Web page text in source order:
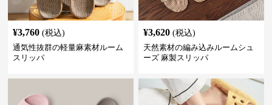
¥3,760 (税込)
通気性抜群の軽量麻素材ルーム
スリッパ
¥3,620 (税込)
天然素材の編み込みルームシュ
ーズ 麻製スリッパ